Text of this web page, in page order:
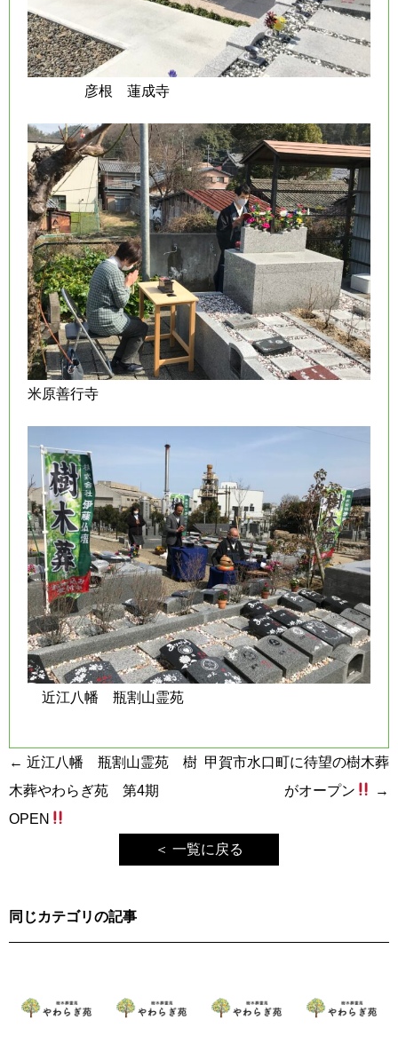
彦根 蓮成寺
米原善行寺
近江八幡 瓶割山霊苑
投
稿
ナ
← 近江八幡 瓶割山霊苑 樹
木葬やわらぎ苑 第4期
OPEN
甲賀市水口町に待望の樹木葬
がオープン
→
＜ 一覧に戻る
同じカテゴリの記事